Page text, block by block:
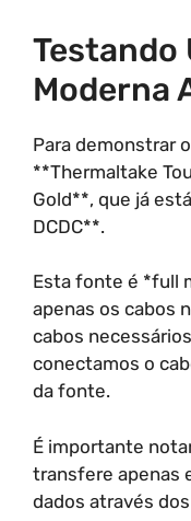
Testando
Moderna
Para demonstrar
**Thermaltake
Gold**, que já
DCDC**.
Esta fonte é *full
apenas os cabos
cabos
conectamos o
da fonte.
É importante
transfere apenas
dados através